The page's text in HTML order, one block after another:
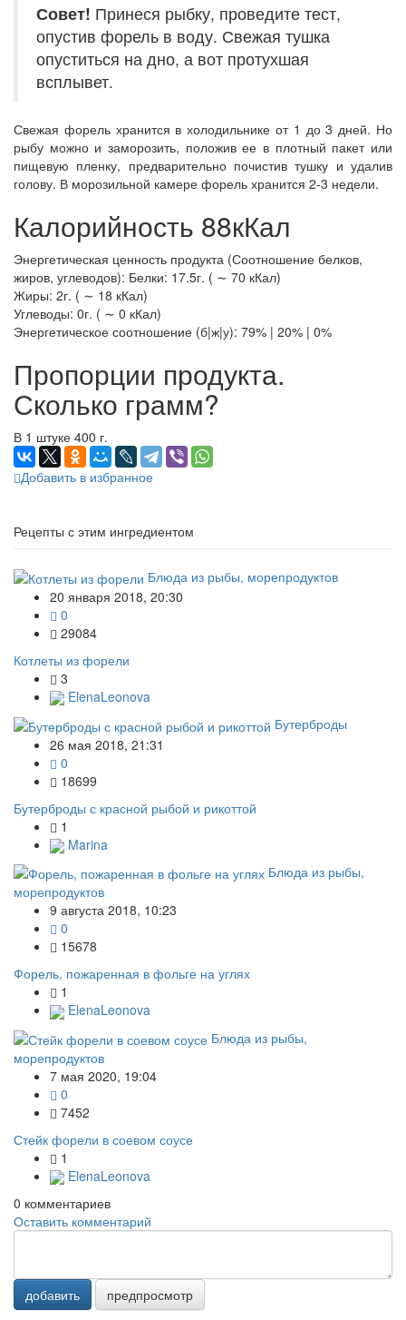
Совет! Принеся рыбку, проведите тест,
опустив форель в воду. Свежая тушка
опуститься на дно, а вот протухшая
всплывет.
Свежая форель хранится в холодильнике от 1 до 3 дней. Но
рыбу можно и заморозить, положив ее в плотный пакет или
пищевую пленку, предварительно почистив тушку и удалив
голову. В морозильной камере форель хранится 2-3 недели.
Калорийность 88кКал
Энергетическая ценность продукта (Соотношение белков,
жиров, углеводов): Белки: 17.5г. ( ∼ 70 кКал)
Жиры: 2г. ( ∼ 18 кКал)
Углеводы: 0г. ( ∼ 0 кКал)
Энергетическое соотношение (б|ж|у): 79% | 20% | 0%
Пропорции продукта.
Сколько грамм?
В 1 штуке 400 г.
Добавить в избранное
Рецепты с этим ингредиентом
Блюда из рыбы, морепродуктов
20 января 2018, 20:30
0
29084
Котлеты из форели
3
ElenaLeonova
Бутерброды
26 мая 2018, 21:31
0
18699
Бутерброды с красной рыбой и рикоттой
1
Marina
Блюда из рыбы,
морепродуктов
9 августа 2018, 10:23
0
15678
Форель, пожаренная в фольге на углях
1
ElenaLeonova
Блюда из рыбы,
морепродуктов
7 мая 2020, 19:04
0
7452
Стейк форели в соевом соусе
1
ElenaLeonova
0 комментариев
Оставить комментарий
добавить предпросмотр